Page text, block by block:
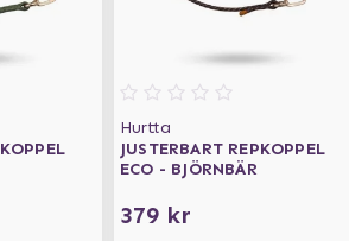
Hurtta
JUSTERBART REPKOPPEL
ECO - BJÖRNBÄR
379 kr